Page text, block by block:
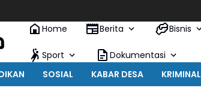
Home
Berita Bisnis
Sport
Dokumentasi
SOSIAL KABAR DESA KRIMINAL